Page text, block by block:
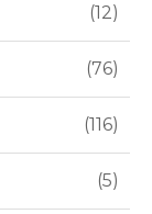
12
76
116
5